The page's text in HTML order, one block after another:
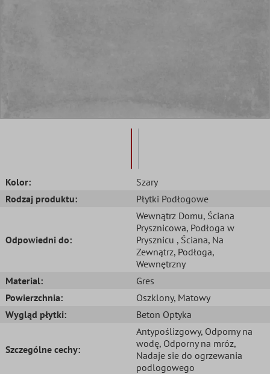
Kolor:
Szary
Rodzaj produktu:
Płytki Podłogowe
Odpowiedni do:
Wewnątrz Domu, Ściana
Prysznicowa, Podłoga w
Prysznicu , Ściana, Na
Zewnątrz, Podłoga,
Wewnętrzny
Material:
Gres
Powierzchnia:
Oszklony, Matowy
Wygląd płytki:
Beton Optyka
Szczególne cechy:
Antypoślizgowy, Odporny na
wodę, Odporny na mróz,
Nadaje sie do ogrzewania
podlogowego